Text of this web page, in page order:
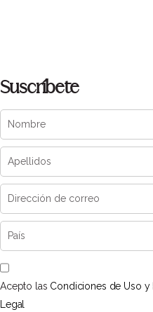
Suscríbete
Acepto las Condiciones de Uso y
Legal